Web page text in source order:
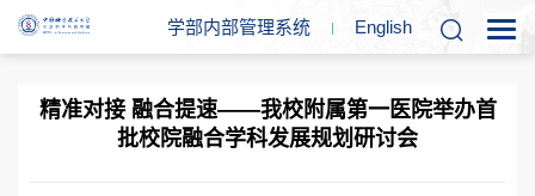
学部内部管理系统 English
精准对接 融合提速——我校附属第一医院举办首
批校院融合学科发展规划研讨会